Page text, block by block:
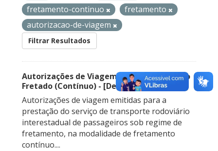
fretamento-continuo
fretamento
autorizacao-de-viagem
Filtrar Resultados
Autorizações de Viagem Nacional – Serviço
Fretado (Contínuo) - [Descontinuado]
Autorizações de viagem emitidas para a
prestação do serviço de transporte rodoviário
interestadual de passageiros sob regime de
fretamento, na modalidade de fretamento
contínuo....